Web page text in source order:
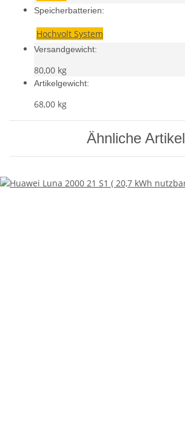
Speicherbatterien:
Hochvolt System
Versandgewicht:
80,00 kg
Artikelgewicht:
68,00 kg
Ähnliche Artikel